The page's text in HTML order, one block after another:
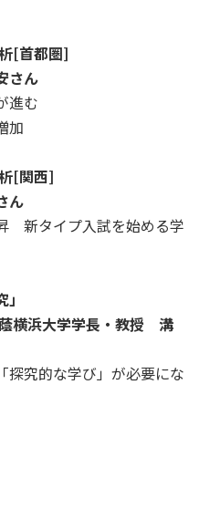
[首都圏]
さん
進む
加
[関西]
ん
新タイプ入試を始める学
横浜大学学長・教授 溝
探究的な学び」が必要にな